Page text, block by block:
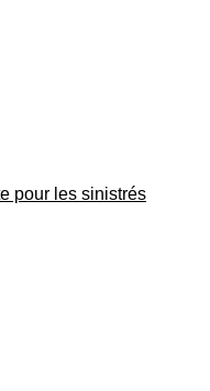
pour les sinistrés